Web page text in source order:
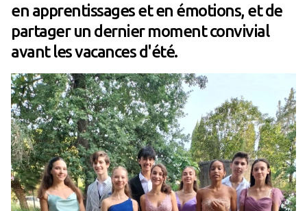
en apprentissages et en émotions, et de
partager un dernier moment convivial
avant les vacances d'été.